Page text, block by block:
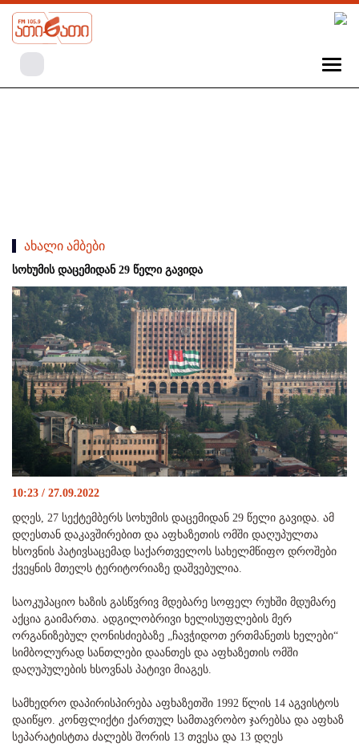
ახალი ამბები
სოხუმის დაცემიდან 29 წელი გავიდა
10:23 / 27.09.2022
დღეს, 27 სექტემბერს სოხუმის დაცემიდან 29 წელი გავიდა. ამ
დღესთან დაკავშირებით და აფხაზეთის ომში დაღუპულთა
ხსოვნის პატივსაცემად საქართველოს სახელმწიფო დროშები
ქვეყნის მთელს ტერიტორიაზე დაშვებულია.
საოკუპაციო ხაზის გასწვრივ მდებარე სოფელ რუხში მდუმარე
აქცია გაიმართა. ადგილობრივი ხელისუფლების მერ
ორგანიზებულ ღონისძიებაზე „ჩავჭიდოთ ერთმანეთს ხელები“
სიმბოლურად სანთლები დაანთეს და აფხაზეთის ომში
დაღუპულების ხსოვნას პატივი მიაგეს.
სამხედრო დაპირისპირება აფხაზეთში 1992 წლის 14 აგვისტოს
დაიწყო. კონფლიქტი ქართულ სამთავრობო ჯარებსა და აფხაზ
სეპარატისტთა ძალებს შორის 13 თვესა და 13 დღეს